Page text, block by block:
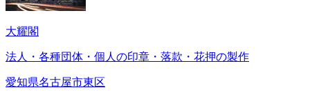
大耀閣
法人・各種団体・個人の印章・落款・花押の製作
愛知県名古屋市東区